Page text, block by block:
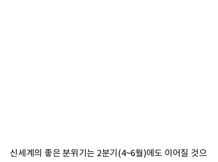
신세계의 좋은 분위기는 2분기(4~6월)에도 이어질 것으